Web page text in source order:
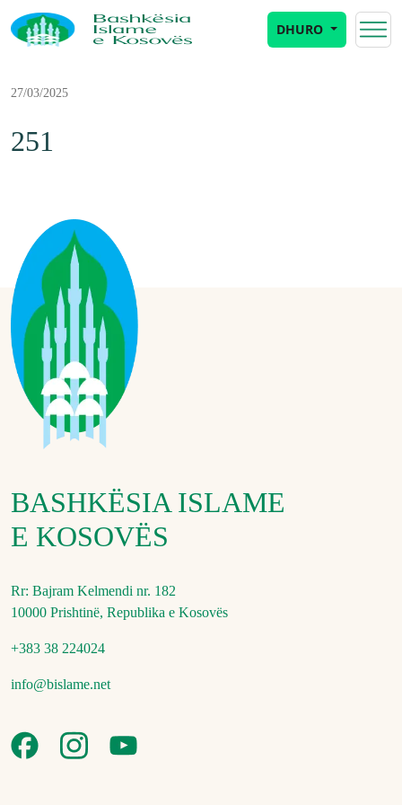
DHURO
27/03/2025
251
BASHKËSIA ISLAME
E KOSOVËS
Rr: Bajram Kelmendi nr. 182
10000 Prishtinë, Republika e Kosovës
+383 38 224024
info@bislame.net